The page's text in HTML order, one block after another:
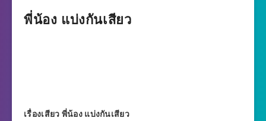
พี่น้อง แบ่งกันเสียว
เรื่องเสียว พี่น้อง แบ่งกันเสียว